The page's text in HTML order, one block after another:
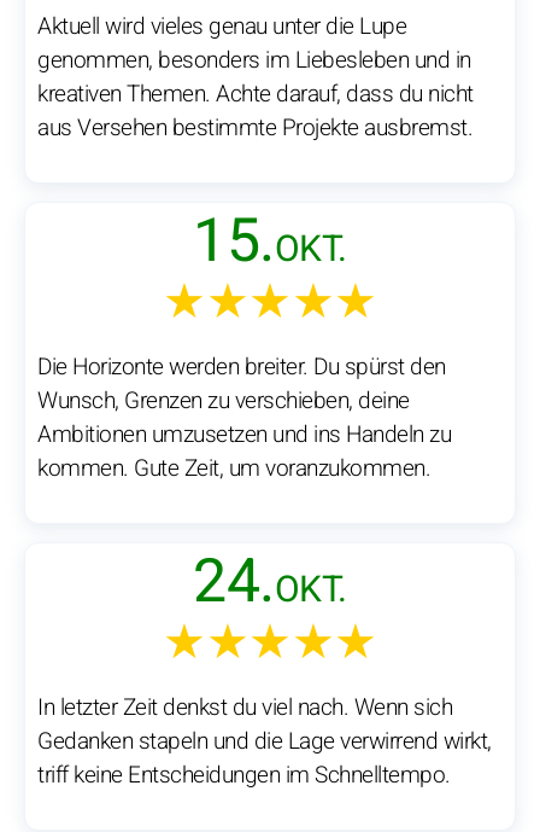
Aktuell wird vieles genau unter die Lupe
genommen, besonders im Liebesleben und in
kreativen Themen. Achte darauf, dass du nicht
aus Versehen bestimmte Projekte ausbremst.
15.OKT.
★★★★★
Die Horizonte werden breiter. Du spürst den
Wunsch, Grenzen zu verschieben, deine
Ambitionen umzusetzen und ins Handeln zu
kommen. Gute Zeit, um voranzukommen.
24.OKT.
★★★★★
In letzter Zeit denkst du viel nach. Wenn sich
Gedanken stapeln und die Lage verwirrend wirkt,
triff keine Entscheidungen im Schnelltempo.